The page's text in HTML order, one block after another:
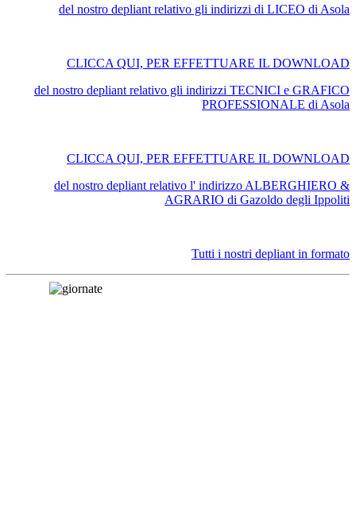
del nostro depliant relativo gli indirizzi di LICEO di Asola
CLICCA QUI, PER EFFETTUARE IL DOWNLOAD
del nostro depliant relativo gli indirizzi TECNICI e GRAFICO
PROFESSIONALE di Asola
CLICCA QUI, PER EFFETTUARE IL DOWNLOAD
del nostro depliant relativo l' indirizzo ALBERGHIERO &
AGRARIO di Gazoldo degli Ippoliti
Tutti i nostri depliant in formato